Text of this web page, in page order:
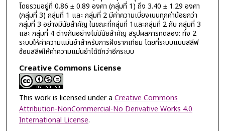
โดยรวมอยู่ที่ 0.86 ± 0.89 องศา (กลุ่มที่ 1) ถึง 3.40 ± 1.29 องศา
(กลุ่มที่ 3) กลุ่มที่ 1 และ กลุ่มที่ 2 มีค่าความเบี่ยงเบนทุกค่าน้อยกว่า
กลุ่มที่ 3 อย่างมีนัยสำคัญ ในขณะที่กลุ่มที่ 1และกลุ่มที่ 2 กับ กลุ่มที่ 3
และ กลุ่มที่ 4 ต่างกันอย่างไม่มีนัยสำคัญ สรุปผลการทดลอง: ทั้ง 2
ระบบให้ค่าความแม่นยำสำหรับการฝังรากเทียม โดยที่ระบบแบบสลีฟ
ซ้อนสลีฟให้ค่าความแม่นยำได้ดีกว่าอีกระบบ
Creative Commons License
This work is licensed under a Creative Commons
Attribution-NonCommercial-No Derivative Works 4.0
International License.